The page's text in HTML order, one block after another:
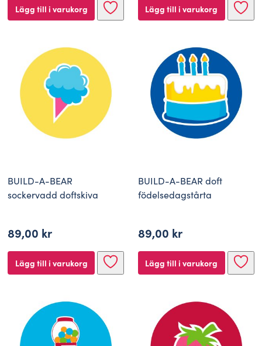
Lägg till i varukorg Lägg till i varukorg
BUILD-A-BEAR
sockervadd doftskiva
89,00 kr
Lägg till i varukorg
BUILD-A-BEAR doft
födelsedagstårta
89,00 kr
Lägg till i varukorg